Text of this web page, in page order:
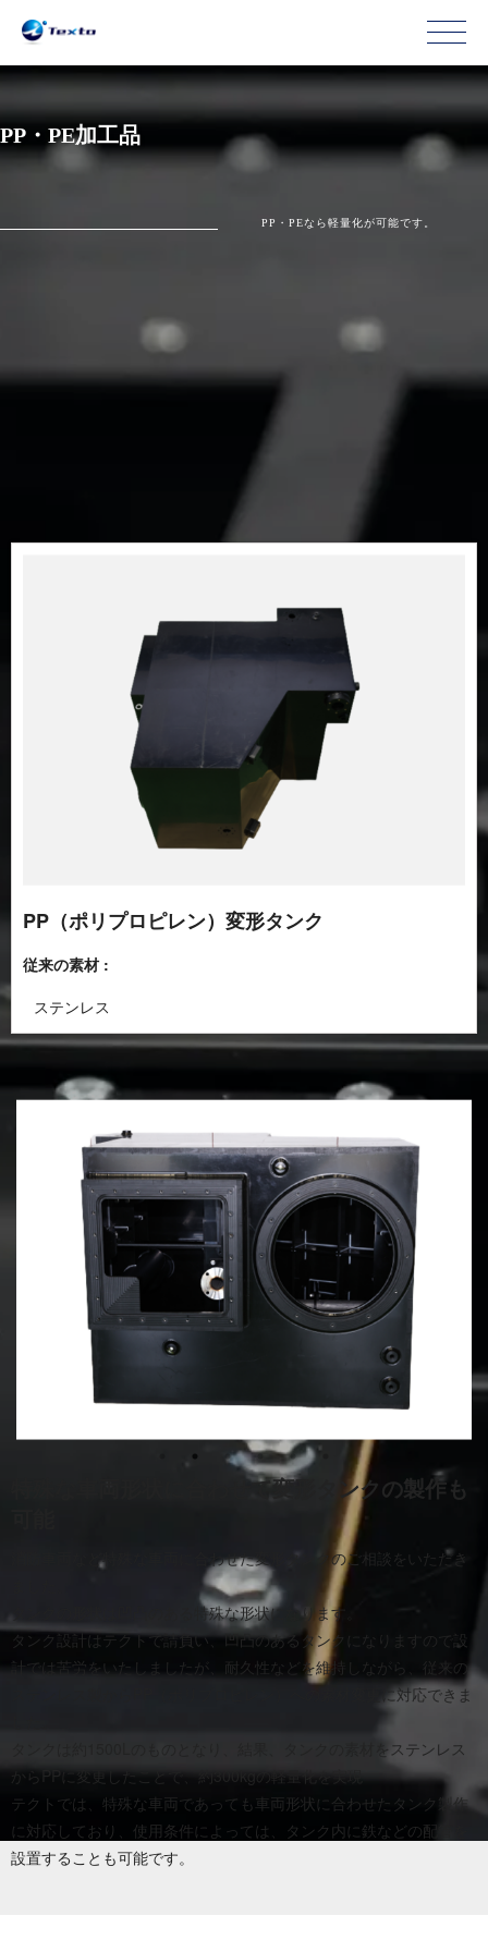
PP・PE加工品
PP・PEなら軽量化が可能です。
PP（ポリプロピレン）変形タンク
従来の素材 :
ステンレス
特殊な車両形状に合わせて変形タンクの製作も
消防車両など特殊な車両に合わせた変形タンクのご相談をいただき
タンクの形状は凹凸のある特殊な形状になります。
タンク設計はテクトで請負い、凹凸のあるタンクになりますので設
計では苦労をいたしましたが、耐久性などを維持しながら、従来の
ステンレス製からPP（ポリプロピレン）への素材変更に対応できま
タンクは約1500Lのものとなり、結果、タンクの素材をステンレス
からPPに変更したことで、約300kgの軽量化を実現
テクトでは、特殊な車両であっても車両形状に合わせたタンク製作
に対応しており、使用条件によっては、タンク内に鉄などの配管を
設置することも可能です。